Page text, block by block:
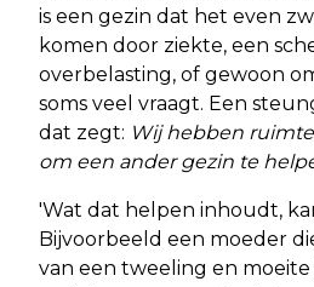
is een gezin dat het even
komen door ziekte, een
overbelasting, of gewoon
soms veel vraagt. Een
dat zegt: Wij hebben
om een ander gezin te
'Wat dat helpen inhoudt,
Bijvoorbeeld een moeder
van een tweeling en